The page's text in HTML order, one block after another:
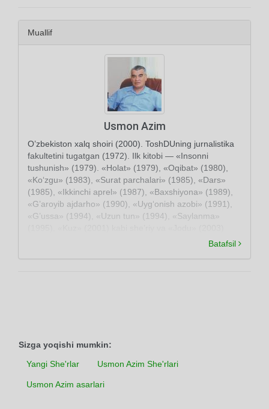
Muallif
Usmon Azim
O’zbekiston xalq shoiri (2000). ToshDUning jurnalistika
fakultetini tugatgan (1972). Ilk kitobi — «Insonni
tushunish» (1979). «Holat» (1979), «Oqibat» (1980),
«Ko‘zgu» (1983), «Surat parchalari» (1985), «Dars»
(1985), «Ikkinchi aprel» (1987), «Baxshiyona» (1989),
«G’aroyib ajdarho» (1990), «Uyg‘onish azobi» (1991),
«G’ussa» (1994), «Uzun tun» (1994), «Saylanma»
nasriy to‘plamlari nashr etilgan. Dramalar ham yozgan
Batafsil
Sizga yoqishi mumkin:
Yangi She'rlar
Usmon Azim She'rlari
Usmon Azim asarlari